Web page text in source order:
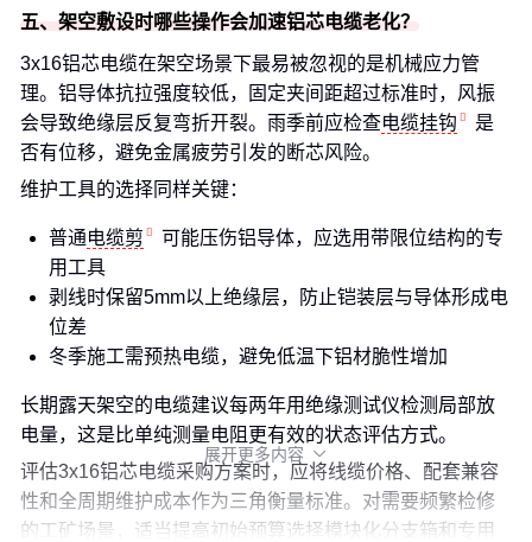
五、架空敷设时哪些操作会加速铝芯电缆老化？
3x16铝芯电缆在架空场景下最易被忽视的是机械应力管
理。铝导体抗拉强度较低，固定夹间距超过标准时，风振
会导致绝缘层反复弯折开裂。雨季前应检查电缆挂钩
是
否有位移，避免金属疲劳引发的断芯风险。
维护工具的选择同样关键：
普通电缆剪
可能压伤铝导体，应选用带限位结构的专
用工具
剥线时保留5mm以上绝缘层，防止铠装层与导体形成电
位差
冬季施工需预热电缆，避免低温下铝材脆性增加
长期露天架空的电缆建议每两年用绝缘测试仪检测局部放
电量，这是比单纯测量电阻更有效的状态评估方式。
评估3x16铝芯电缆采购方案时，应将线缆价格、配套兼容
性和全周期维护成本作为三角衡量标准。对需要频繁检修
的工矿场景，适当提高初始预算选择模块化分支箱和专用
展开更多内容 